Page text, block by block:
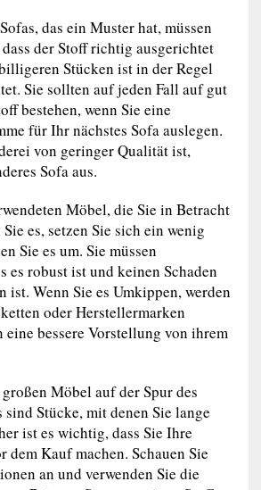
das ein Muster hat, müssen
der Stoff richtig ausgerichtet
Stücken ist in der Regel
Sie sollten auf jeden Fall auf gut
bestehen, wenn Sie eine
für Ihr nächstes Sofa auslegen.
von geringer Qualität ist,
Sofa aus.
Möbel, die Sie in Betracht
es, setzen Sie sich ein wenig
Sie es um. Sie müssen
es robust ist und keinen Schaden
ist. Wenn Sie es Umkippen, werden
oder Herstellermarken
eine bessere Vorstellung von ihrem
Möbel auf der Spur des
Stücke, mit denen Sie lange
ist es wichtig, dass Sie Ihre
dem Kauf machen. Schauen Sie
an und verwenden Sie die